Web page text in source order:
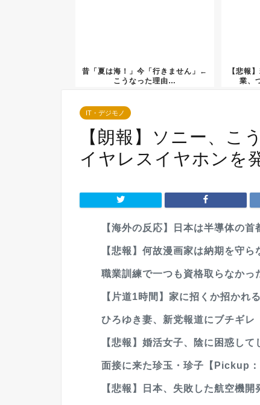
昔「夏は海！」今「行きません」←
こうなった理由…
【悲報
業、
IT・デジモノ
【朗報】ソニー、こ
イヤレスイヤホンを
【海外の反応】日本は半導体の
【悲報】何故漫画家は納期を守ら
職業訓練で一つも資格取らなかっ
【片道1時間】家に招くか招かれ
ひろゆき妻、新党報道にブチギレ
【悲報】婚活女子、陰に困惑し
面接に来た珍玉・珍子【Pickup：
【悲報】日本、失敗した航空機開